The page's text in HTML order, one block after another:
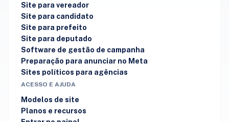
Site para vereador
Site para candidato
Site para prefeito
Site para deputado
Software de gestão de campanha
Preparação para anunciar no Meta
Sites políticos para agências
ACESSO E AJUDA
Modelos de site
Planos e recursos